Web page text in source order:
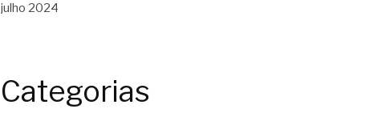
julho 2024
Categorias